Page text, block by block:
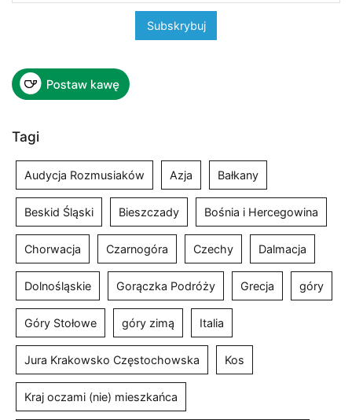
Tagi
Audycja Rozmusiaków Azja Bałkany
Beskid Śląski Bieszczady Bośnia i Hercegowina
Chorwacja Czarnogóra Czechy Dalmacja
Dolnośląskie Gorączka Podróży Grecja góry
Góry Stołowe góry zimą Italia
Jura Krakowsko Częstochowska Kos
Kraj oczami (nie) mieszkańca